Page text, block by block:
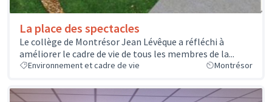
La place des spectacles
Le collège de Montrésor Jean Lévêque a réfléchi à
améliorer le cadre de vie de tous les membres de la...
Environnement et cadre de vie Montrésor